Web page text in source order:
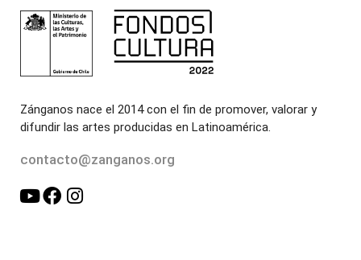
Zánganos nace el 2014 con el fin de promover, valorar y
difundir las artes producidas en Latinoamérica.
contacto@zanganos.org